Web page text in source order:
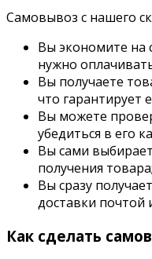
Самовывоз с нашего
Вы экономите на
нужно
Вы получаете
что гарантирует
Вы можете
убедиться в его
Вы сами
получения товара;
Вы сразу
доставки почтой
Как сделать